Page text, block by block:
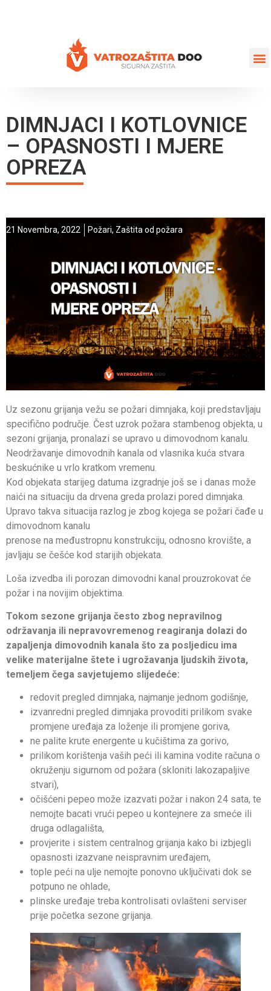
DIMNJACI I KOTLOVNICE
– OPASNOSTI I MJERE
OPREZA
21 Novembra, 2022 Požari, Zaštita od požara
Uz sezonu grijanja vežu se požari dimnjaka, koji predstavljaju
specifično područje. Čest uzrok požara stambenog objekta, u
sezoni grijanja, pronalazi se upravo u dimovodnom kanalu.
Neodržavanje dimovodnih kanala od vlasnika kuća stvara
beskućnike u vrlo kratkom vremenu.
Kod objekata starijeg datuma izgradnje još se i danas može
naići na situaciju da drvena greda prolazi pored dimnjaka.
Upravo takva situacija razlog je zbog kojega se požari čađe u
dimovodnom kanalu
prenose na međustropnu konstrukciju, odnosno krovište, a
javljaju se češće kod starijih objekata.
Loša izvedba ili porozan dimovodni kanal prouzrokovat će
požar i na novijim objektima.
Tokom sezone grijanja često zbog nepravilnog
održavanja ili nepravovremenog reagiranja dolazi do
zapaljenja dimovodnih kanala što za posljedicu ima
velike materijalne štete i ugrožavanja ljudskih života,
temeljem čega savjetujemo slijedeće:
redovit pregled dimnjaka, najmanje jednom godišnje,
izvanredni pregled dimnjaka provoditi prilikom svake
promjene uređaja za loženje ili promjene goriva,
ne palite krute energente u kučištima za gorivo,
prilikom korištenja vaših peći ili kamina vodite računa o
okruženju sigurnom od požara (skloniti lakozapaljive
stvari),
očišćeni pepeo može izazvati požar i nakon 24 sata, te
nemojte bacati vrući pepeo u kontejnere za smeće ili
druga odlagališta,
provjerite i sistem centralnog grijanja kako bi izbjegli
opasnosti izazvane neispravnim uređajem,
tople peći na ulje nemojte ponovno uključivati dok se
potpuno ne ohlade,
plinske uređaje treba kontrolisati ovlašteni serviser
prije početka sezone grijanja.